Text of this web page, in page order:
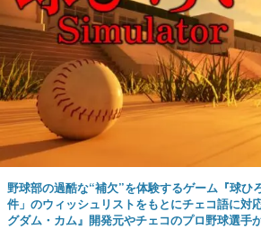
野球部の過酷な“補欠”を体験するゲーム『球
件」のウィッシュリストをもとにチェコ語に対
グダム・カム』開発元やチェコのプロ野球選手